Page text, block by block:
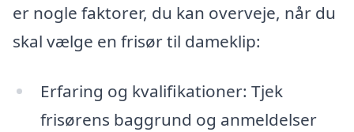
er nogle faktorer, du kan overveje, når du
skal vælge en frisør til dameklip:
Erfaring og kvalifikationer: Tjek
frisørens baggrund og anmeldelser